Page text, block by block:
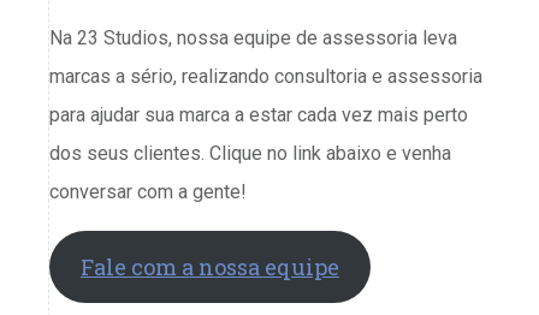
Na 23 Studios, nossa equipe de assessoria leva
marcas a sério, realizando consultoria e assessoria
para ajudar sua marca a estar cada vez mais perto
dos seus clientes. Clique no link abaixo e venha
conversar com a gente!
Fale com a nossa equipe